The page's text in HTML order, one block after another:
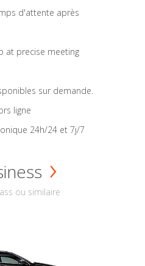
d'attente après
at precise meeting
sur demande.
ligne
24h/24 et 7j/7
ou similaire